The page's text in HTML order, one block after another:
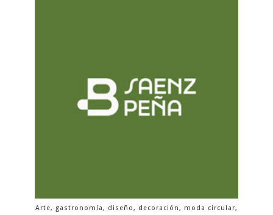
Arte, gastronomía, diseño, decoración, moda circular,